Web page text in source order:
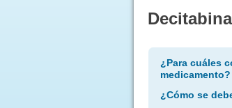
aquí:
¿Para cuáles
medicamento?
¿Cómo se